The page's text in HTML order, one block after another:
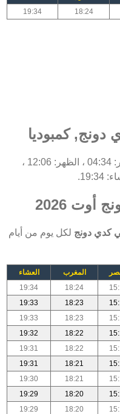
18:24
19:34
كمبوديا
لهذا اليوم : الفجر: 04:34 ، الظهر: 12:06 ،
2026
كدي دونج لكل يوم من أيام
المغرب
العشاء
18:24
19:34
18:23
19:33
18:23
19:33
18:22
19:32
18:22
19:31
18:21
19:31
18:21
19:30
18:20
19:29
18:20
19:29